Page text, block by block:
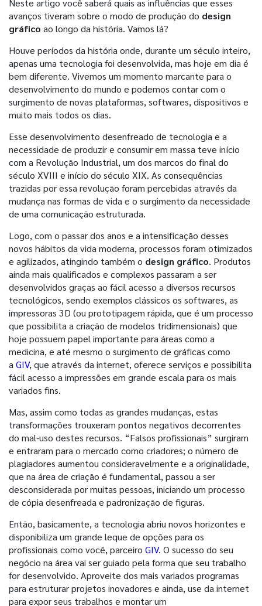
Neste artigo você saberá quais as influências que esses
avanços tiveram sobre o modo de produção do design
gráfico ao longo da história. Vamos lá?
Houve períodos da história onde, durante um século inteiro,
apenas uma tecnologia foi desenvolvida, mas hoje em dia é
bem diferente. Vivemos um momento marcante para o
desenvolvimento do mundo e podemos contar com o
surgimento de novas plataformas, softwares, dispositivos e
muito mais todos os dias.
Esse desenvolvimento desenfreado de tecnologia e a
necessidade de produzir e consumir em massa teve início
com a Revolução Industrial, um dos marcos do final do
século XVIII e início do século XIX. As consequências
trazidas por essa revolução foram percebidas através da
mudança nas formas de vida e o surgimento da necessidade
de uma comunicação estruturada.
Logo, com o passar dos anos e a intensificação desses
novos hábitos da vida moderna, processos foram otimizados
e agilizados, atingindo também o design gráfico. Produtos
ainda mais qualificados e complexos passaram a ser
desenvolvidos graças ao fácil acesso a diversos recursos
tecnológicos, sendo exemplos clássicos os softwares, as
impressoras 3D (ou prototipagem rápida, que é um processo
que possibilita a criação de modelos tridimensionais) que
hoje possuem papel importante para áreas como a
medicina, e até mesmo o surgimento de gráficas como
a GIV, que através da internet, oferece serviços e possibilita
fácil acesso a impressões em grande escala para os mais
variados fins.
Mas, assim como todas as grandes mudanças, estas
transformações trouxeram pontos negativos decorrentes
do mal-uso destes recursos. “Falsos profissionais” surgiram
e entraram para o mercado como criadores; o número de
plagiadores aumentou consideravelmente e a originalidade,
que na área de criação é fundamental, passou a ser
desconsiderada por muitas pessoas, iniciando um processo
de cópia desenfreada e padronização de figuras.
Então, basicamente, a tecnologia abriu novos horizontes e
disponibiliza um grande leque de opções para os
profissionais como você, parceiro GIV. O sucesso do seu
negócio na área vai ser guiado pela forma que seu trabalho
for desenvolvido. Aproveite dos mais variados programas
para estruturar projetos inovadores e ainda, use da internet
para expor seus trabalhos e montar um